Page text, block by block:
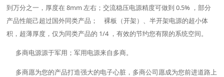
到万分之一，厚度在 8mm 左右；交流稳压电源精度可做到 0.5% ，部分
产品性能己超过国外同类产品； 裸板（开架）、半开架电源的超小体
积，超薄厚度，仅为同类产品的 1/4 ，有效的节约您有限的系统空间。
多商电源源于军用；军用电源来自多商。
多商愿为您的产品打造强大的电子心脏，多商公司愿成为您前进道路上